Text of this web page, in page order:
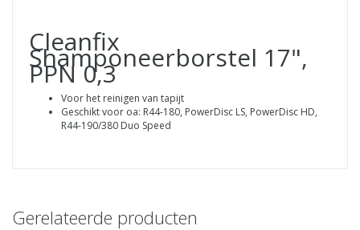
Cleanfix
Shamponeerborstel 17",
PPN 0,3
Voor het reinigen van tapijt
Geschikt voor oa: R44-180, PowerDisc LS, PowerDisc HD,
R44-190/380 Duo Speed
Gerelateerde producten